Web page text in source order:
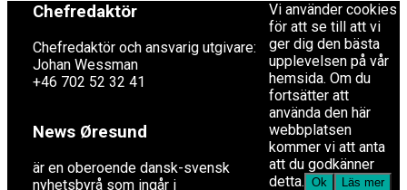
Chefredaktör
Chefredaktör och ansvarig utgivare:
Johan Wessman
+46 702 52 32 41
News Øresund
är en oberoende dansk-svensk
nyhets­byrå som ingår i
Vi använder cookies
för att se till att vi
ger dig den bästa
upplevelsen på vår
hemsida. Om du
fortsätter att
använda den här
webbplatsen
kommer vi att anta
att du godkänner
detta. Ok Läs mer